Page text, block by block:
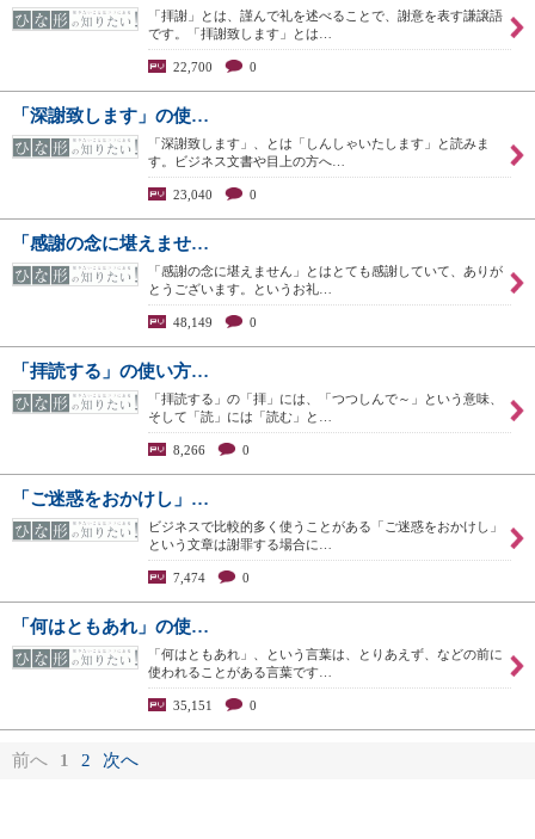
「拝謝」とは、謹んで礼を述べることで、謝意を表す謙譲語
です。「拝謝致します」とは…
22,700 0
「深謝致します」の使…
「深謝致します」、とは「しんしゃいたします」と読みま
す。ビジネス文書や目上の方へ…
23,040 0
「感謝の念に堪えませ…
「感謝の念に堪えません」とはとても感謝していて、ありが
とうございます。というお礼…
48,149 0
「拝読する」の使い方…
「拝読する」の「拝」には、「つつしんで～」という意味、
そして「読」には「読む」と…
8,266 0
「ご迷惑をおかけし」…
ビジネスで比較的多く使うことがある「ご迷惑をおかけし」
という文章は謝罪する場合に…
7,474 0
「何はともあれ」の使…
「何はともあれ」、という言葉は、とりあえず、などの前に
使われることがある言葉です…
35,151 0
前へ 1 2 次へ